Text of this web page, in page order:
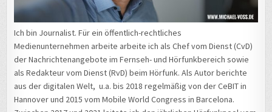
Ich bin Journalist. Für ein öffentlich-rechtliches
Medienunternehmen arbeite arbeite ich als Chef vom Dienst (CvD)
der Nachrichtenangebote im Fernseh- und Hörfunkbereich sowie
als Redakteur vom Dienst (RvD) beim Hörfunk. Als Autor berichte
aus der digitalen Welt, u.a. bis 2018 regelmäßig von der CeBIT in
Hannover und 2015 vom Mobile World Congress in Barcelona.